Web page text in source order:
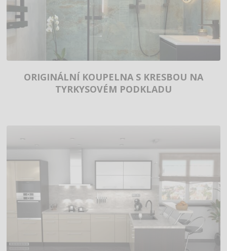
ORIGINÁLNÍ KOUPELNA S KRESBOU NA
TYRKYSOVÉM PODKLADU